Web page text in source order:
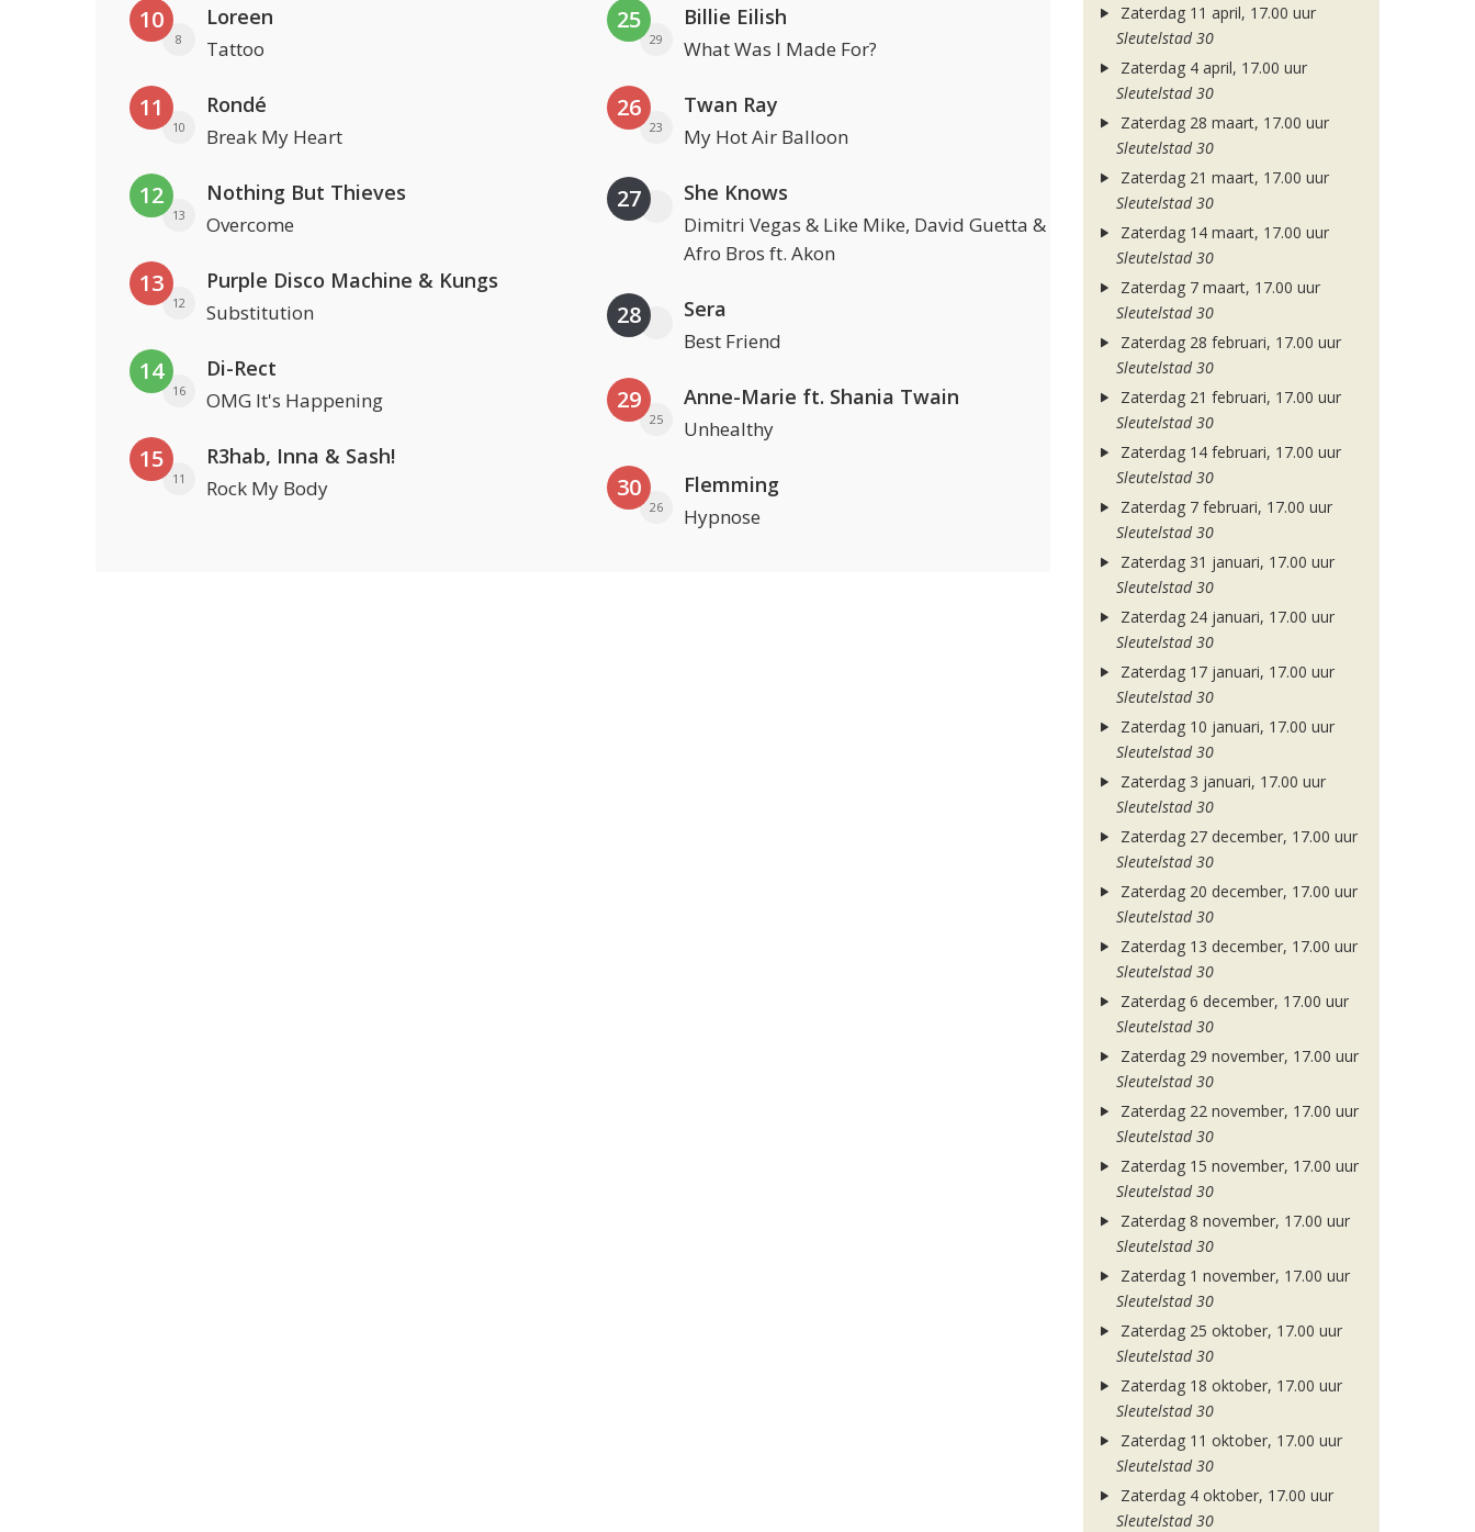
10
8
Loreen
Tattoo
11
10
Rondé
Break My Heart
12
13
Nothing But Thieves
Overcome
13
12
Purple Disco Machine & Kungs
Substitution
14
16
Di-Rect
OMG It's Happening
15
11
R3hab, Inna & Sash!
Rock My Body
25
29
Billie Eilish
What Was I Made For?
26
23
Twan Ray
My Hot Air Balloon
27 She Knows
Dimitri Vegas & Like Mike, David Guetta &
Afro Bros ft. Akon
28 Sera
Best Friend
29
25
Anne-Marie ft. Shania Twain
Unhealthy
30
26
Flemming
Hypnose
Zaterdag 11 april, 17.00 uur
Sleutelstad 30
Zaterdag 4 april, 17.00 uur
Sleutelstad 30
Zaterdag 28 maart, 17.00 uur
Sleutelstad 30
Zaterdag 21 maart, 17.00 uur
Sleutelstad 30
Zaterdag 14 maart, 17.00 uur
Sleutelstad 30
Zaterdag 7 maart, 17.00 uur
Sleutelstad 30
Zaterdag 28 februari, 17.00 uur
Sleutelstad 30
Zaterdag 21 februari, 17.00 uur
Sleutelstad 30
Zaterdag 14 februari, 17.00 uur
Sleutelstad 30
Zaterdag 7 februari, 17.00 uur
Sleutelstad 30
Zaterdag 31 januari, 17.00 uur
Sleutelstad 30
Zaterdag 24 januari, 17.00 uur
Sleutelstad 30
Zaterdag 17 januari, 17.00 uur
Sleutelstad 30
Zaterdag 10 januari, 17.00 uur
Sleutelstad 30
Zaterdag 3 januari, 17.00 uur
Sleutelstad 30
Zaterdag 27 december, 17.00 uur
Sleutelstad 30
Zaterdag 20 december, 17.00 uur
Sleutelstad 30
Zaterdag 13 december, 17.00 uur
Sleutelstad 30
Zaterdag 6 december, 17.00 uur
Sleutelstad 30
Zaterdag 29 november, 17.00 uur
Sleutelstad 30
Zaterdag 22 november, 17.00 uur
Sleutelstad 30
Zaterdag 15 november, 17.00 uur
Sleutelstad 30
Zaterdag 8 november, 17.00 uur
Sleutelstad 30
Zaterdag 1 november, 17.00 uur
Sleutelstad 30
Zaterdag 25 oktober, 17.00 uur
Sleutelstad 30
Zaterdag 18 oktober, 17.00 uur
Sleutelstad 30
Zaterdag 11 oktober, 17.00 uur
Sleutelstad 30
Zaterdag 4 oktober, 17.00 uur
Sleutelstad 30